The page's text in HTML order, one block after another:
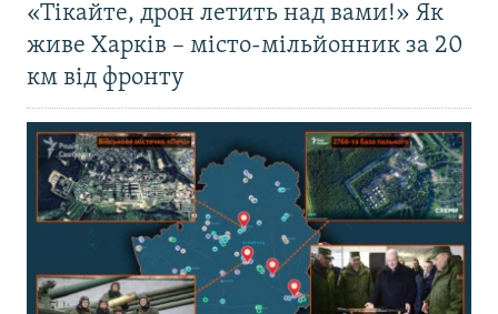
«Тікайте, дрон летить над вами!» Як
живе Харків – місто-мільйонник за 20
км від фронту